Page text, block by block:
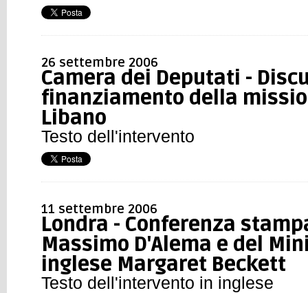
26 settembre 2006
Camera dei Deputati -
finanziamento della
Libano
Testo dell'intervento
11 settembre 2006
Londra - Conferenza
Massimo D'Alema e del
inglese Margaret Beckett
Testo dell'intervento in inglese